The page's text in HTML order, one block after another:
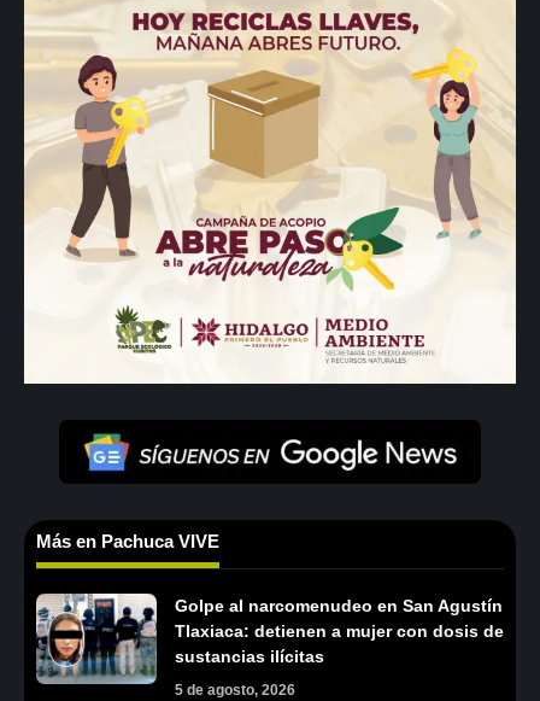
Más en Pachuca VIVE
Golpe al narcomenudeo en San Agustín
Tlaxiaca: detienen a mujer con dosis de
sustancias ilícitas
5 de agosto, 2026